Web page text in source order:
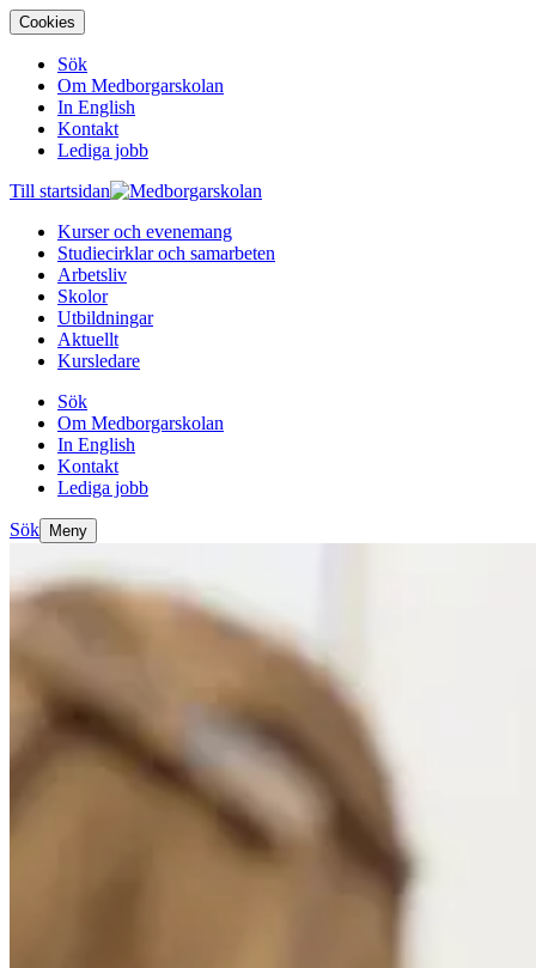
Cookies
Sök
Om Medborgarskolan
In English
Kontakt
Lediga jobb
Till startsidan
Kurser och evenemang
Studiecirklar och samarbeten
Arbetsliv
Skolor
Utbildningar
Aktuellt
Kursledare
Sök
Om Medborgarskolan
In English
Kontakt
Lediga jobb
Sök Meny